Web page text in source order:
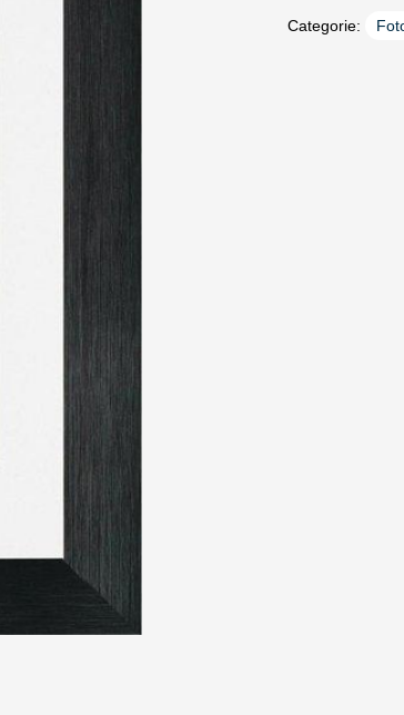
Categorie: